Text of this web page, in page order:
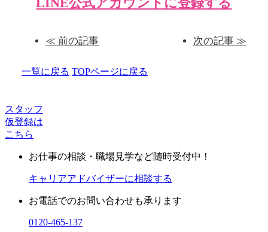
LINE公式アカウントに登録する
≪ 前の記事 次の記事 ≫
一覧に戻る TOPページに戻る
スタッフ
仮登録は
こちら
お仕事の相談・職場見学など随時受付中！
キャリアアドバイザーに相談する
お電話でのお問い合わせも承ります
0120-465-137